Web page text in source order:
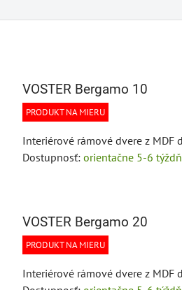
VOSTER Bergamo 10
PRODUKT NA MIERU
Interiérové rámové dvere z MDF
Dostupnosť: orientačne 5-6
VOSTER Bergamo 20
PRODUKT NA MIERU
Interiérové rámové dvere z MDF